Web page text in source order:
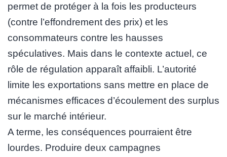
permet de protéger à la fois les producteurs
(contre l’effondrement des prix) et les
consommateurs contre les hausses
spéculatives. Mais dans le contexte actuel, ce
rôle de régulation apparaît affaibli. L’autorité
limite les exportations sans mettre en place de
mécanismes efficaces d’écoulement des surplus
sur le marché intérieur.
A terme, les conséquences pourraient être
lourdes. Produire deux campagnes